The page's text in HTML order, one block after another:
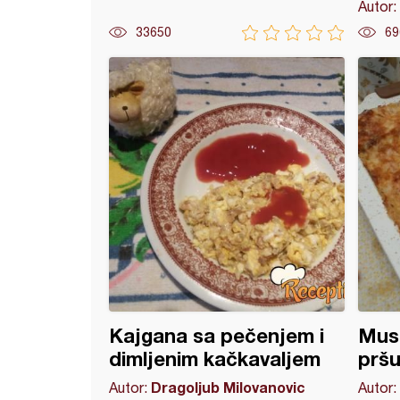
33650
Autor:
Kajgana sa pečenjem i
dimljenim kačkavaljem
Autor: Dragoljub Milovanovic Autor: